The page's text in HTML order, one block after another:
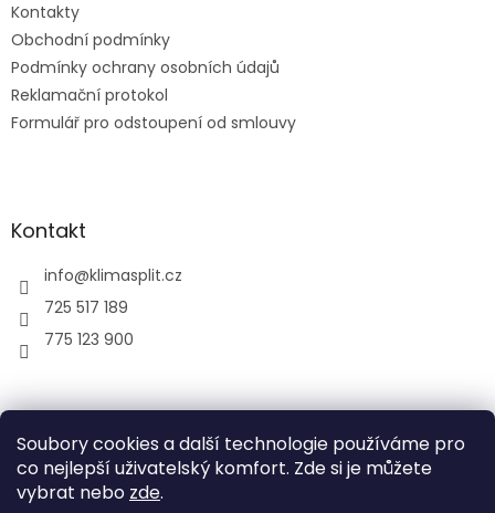
Soubory cookies a další technologie používáme pro
co nejlepší uživatelský komfort. Zde si je můžete
vybrat nebo zde.
Kontakty
Obchodní podmínky
Podmínky ochrany osobních údajů
Reklamační protokol
Formulář pro odstoupení od smlouvy
Kontakt
info@klimasplit.cz
725 517 189
775 123 900
air-cool